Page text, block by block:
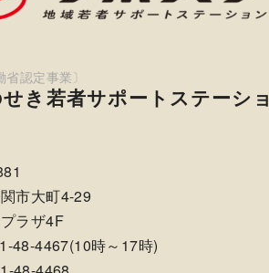
き若者サポートステーショ
市大町4-29
ラザ4F
48-4467(10時～17時)